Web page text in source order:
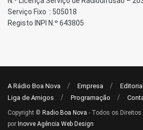
Serviço Fixo : 505018
Registo INPI N.º 643805
A Rádio Boa Nova Empresa
Editorial
Liga de Amigos
Programação
Copyright © Radio Boa Nova - Todos os Direitos
por Inovve Agência Web Design